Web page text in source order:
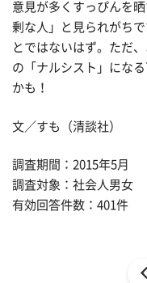
意見が多くすっぴんを
剰な人」と見られがち
とではないはず。ただ
の「ナルシスト」にな
かも！
文／すも（清談社）
調査期間：2015年5月
調査対象：社会人男女
有効回答件数：401件